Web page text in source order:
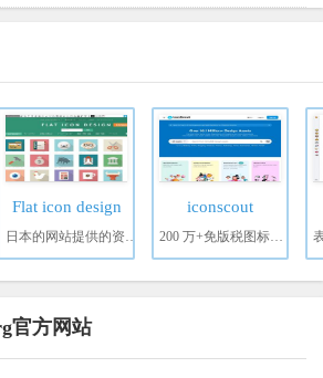
Flat icon design iconscout
官方网站